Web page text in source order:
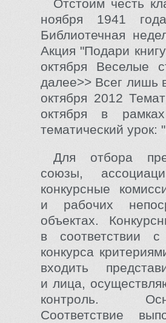
Отстоим честь
ноября 1941
Библиотечная
Акция "Подари
октября Веселые
далее>> Всег лишь
октября 2012
октября в
тематический
Для отбора
союзы,
конкурсные
и рабочих
объектах.
в соответствии с
конкурса
входить
и лица,
контроль.
Соответствие